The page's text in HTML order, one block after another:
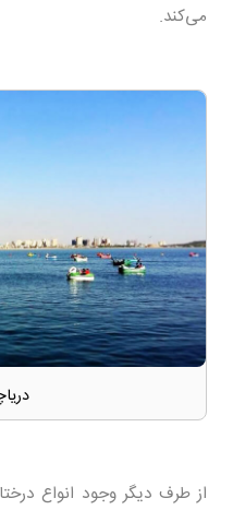
می‌کند.
از طرف دیگر وجود انواع